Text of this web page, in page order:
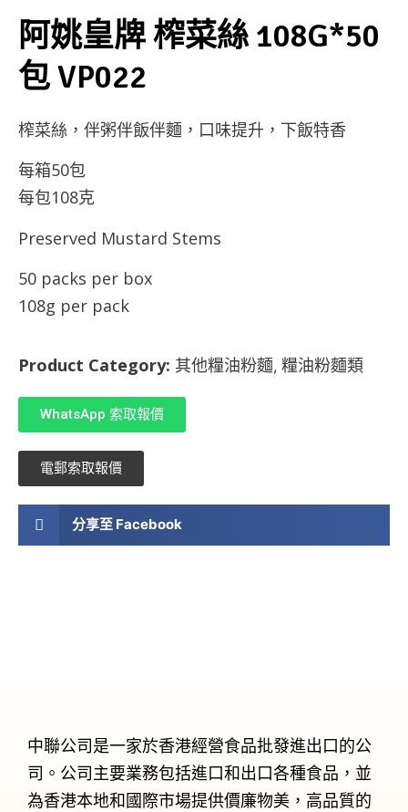
阿姚皇牌 榨菜絲 108G*50
包 VP022
榨菜絲，伴粥伴飯伴麵，口味提升，下飯特香
每箱50包
每包108克
Preserved Mustard Stems
50 packs per box
108g per pack
Product Category: 其他糧油粉麵, 糧油粉麵類
WhatsApp 索取報價
電郵索取報價
分享至 Facebook
中聯公司是一家於香港經營食品批發進出口的公
司。公司主要業務包括進口和出口各種食品，並
為香港本地和國際市場提供價廉物美，高品質的